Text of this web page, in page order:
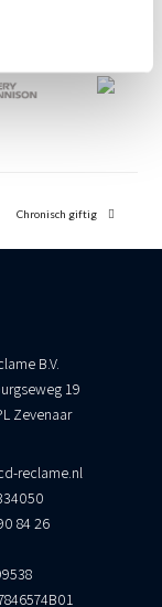
post:
Chronisch giftig
B.V.
19
Zevenaar
reclame.nl
84 26